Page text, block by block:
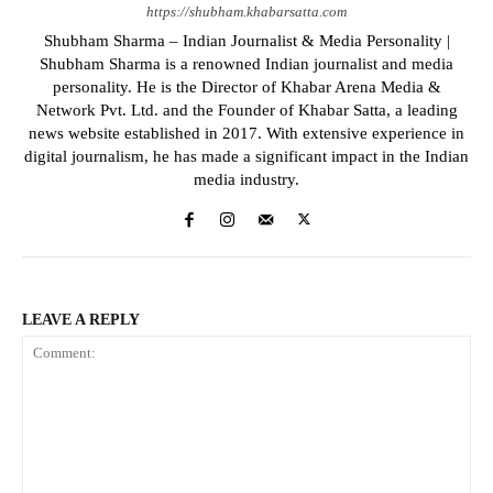
https://shubham.khabarsatta.com
Shubham Sharma – Indian Journalist & Media Personality |
Shubham Sharma is a renowned Indian journalist and media
personality. He is the Director of Khabar Arena Media &
Network Pvt. Ltd. and the Founder of Khabar Satta, a leading
news website established in 2017. With extensive experience in
digital journalism, he has made a significant impact in the Indian
media industry.
LEAVE A REPLY